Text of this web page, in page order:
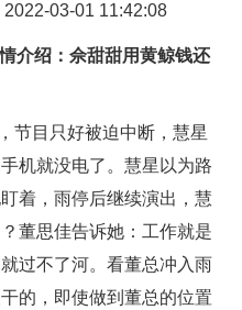
03-01 11:42:08
绍：佘甜甜用黄鲸钱还
目只好被迫中断，慧星
机就没电了。慧星以为路
着，雨停后继续演出，慧
董思佳告诉她：工作就是
过不了河。看董总冲入雨
的，即使做到董总的位置